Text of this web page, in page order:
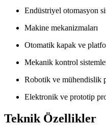
Endüstriyel otomasyon
Makine mekanizmaları
Otomatik kapak ve
Mekanik kontrol
Robotik ve mühendislik
Elektronik ve prototip
Teknik Özellikler